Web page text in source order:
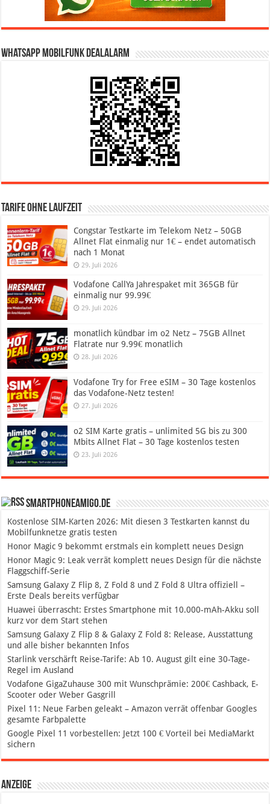
WhatsApp Mobilfunk DealAlarm
Tarife ohne Laufzeit
Congstar Testkarte im Telekom Netz – 50GB
Allnet Flat einmalig nur 1€ – endet automatisch
nach 1 Monat
29. Juli 2026
Vodafone CallYa Jahrespaket mit 365GB für
einmalig nur 99.99€
29. Juli 2026
monatlich kündbar im o2 Netz – 75GB Allnet
Flatrate nur 9.99€ monatlich
28. Juli 2026
Vodafone Try for Free eSIM – 30 Tage kostenlos
das Vodafone-Netz testen!
27. Juli 2026
o2 SIM Karte gratis – unlimited 5G bis zu 300
Mbits Allnet Flat – 30 Tage kostenlos testen
23. Juli 2026
SmartphoneAmigo.de
Kostenlose SIM-Karten 2026: Mit diesen 3 Testkarten kannst du
Mobilfunknetze gratis testen
Honor Magic 9 bekommt erstmals ein komplett neues Design
Honor Magic 9: Leak verrät komplett neues Design für die nächste
Flaggschiff-Serie
Samsung Galaxy Z Flip 8, Z Fold 8 und Z Fold 8 Ultra offiziell –
Erste Deals bereits verfügbar
Huawei überrascht: Erstes Smartphone mit 10.000-mAh-Akku soll
kurz vor dem Start stehen
Samsung Galaxy Z Flip 8 & Galaxy Z Fold 8: Release, Ausstattung
und alle bisher bekannten Infos
Starlink verschärft Reise-Tarife: Ab 10. August gilt eine 30-Tage-
Regel im Ausland
Vodafone GigaZuhause 300 mit Wunschprämie: 200€ Cashback, E-
Scooter oder Weber Gasgrill
Pixel 11: Neue Farben geleakt – Amazon verrät offenbar Googles
gesamte Farbpalette
Google Pixel 11 vorbestellen: Jetzt 100 € Vorteil bei MediaMarkt
sichern
Anzeige